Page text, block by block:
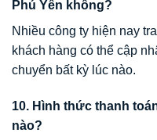
Phú Yên không?
Nhiều công ty hiện nay
khách hàng có thể cập
chuyển bất kỳ lúc nào.
10. Hình thức thanh
nào?